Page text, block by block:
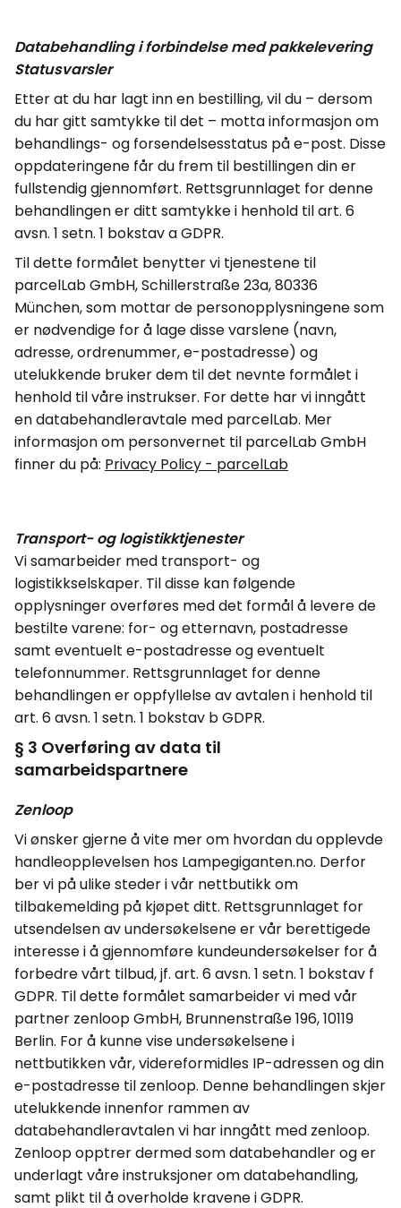
Databehandling i forbindelse med pakkelevering
Statusvarsler
Etter at du har lagt inn en bestilling, vil du – dersom
du har gitt samtykke til det – motta informasjon om
behandlings- og forsendelsesstatus på e-post. Disse
oppdateringene får du frem til bestillingen din er
fullstendig gjennomført. Rettsgrunnlaget for denne
behandlingen er ditt samtykke i henhold til art. 6
avsn. 1 setn. 1 bokstav a GDPR.
Til dette formålet benytter vi tjenestene til
parcelLabGmbH,Schillerstraße23a, 80336
München, som mottar de personopplysningene som
er nødvendige for å lage disse varslene (navn,
adresse, ordrenummer, e-postadresse) og
utelukkende bruker dem til det nevnte formålet i
henhold til våre instrukser. For dette har vi inngått
en databehandleravtale med parcelLab. Mer
informasjon om personvernet til parcelLabGmbH
finner du på: Privacy Policy - parcelLab
Transport- og logistikktjenester
Vi samarbeider med transport- og
logistikkselskaper. Til disse kan følgende
opplysninger overføres med det formål å levere de
bestilte varene: for- og etternavn, postadresse
samt eventuelt e-postadresse og eventuelt
telefonnummer. Rettsgrunnlaget for denne
behandlingen er oppfyllelse av avtalen i henhold til
art. 6avsn. 1 setn. 1 bokstav b GDPR.
§ 3 Overføring av data til
samarbeidspartnere
Zenloop
Vi ønsker gjerne å vite mer om hvordan du opplevde
handleopplevelsen hos Lampegiganten.no. Derfor
ber vi på ulike steder i vår nettbutikk om
tilbakemelding på kjøpet ditt. Rettsgrunnlaget for
utsendelsen av undersøkelsene er vår berettigede
interesse i å gjennomføre kundeundersøkelser for å
forbedre vårt tilbud, jf. art. 6avsn. 1 setn. 1 bokstav f
GDPR. Til dette formålet samarbeider vi med vår
partner zenloopGmbH, Brunnenstraße196, 10119
Berlin. For å kunne vise undersøkelsene i
nettbutikken vår, videreformidles IP-adressen og din
e-postadresse til zenloop. Denne behandlingen skjer
utelukkende innenfor rammen av
databehandleravtalen vi har inngått med zenloop.
Zenloopopptrer dermed somdatabehandlerog er
underlagt våre instruksjoner om databehandling,
samt plikt til å overholde kravene i GDPR.